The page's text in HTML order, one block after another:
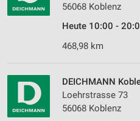
56068 Koblenz
Heute 10:00 -
468,98 km
DEICHMANN
Loehrstrasse 73
56068 Koblenz